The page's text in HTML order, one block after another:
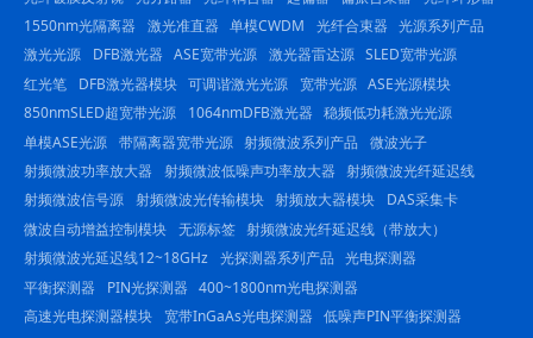
1550nm光隔离器
激光准直器 单模CWDM 光纤合束器
光源系列产品
激光光源
DFB激光器 ASE宽带光源 激光器雷达源 SLED宽带光源
红光笔
DFB激光器模块 可调谐激光光源 宽带光源 ASE光源模块
850nmSLED超宽带光源
1064nmDFB激光器 稳频低功耗激光光源
单模ASE光源 带隔离器宽带光源 射频微波系列产品
微波光子
射频微波功率放大器
射频微波低噪声功率放大器 射频微波光纤延迟线
射频微波信号源 射频微波光传输模块 射频放大器模块
DAS采集卡
微波自动增益控制模块 无源标签 射频微波光纤延迟线（带放大）
射频微波光延迟线12~18GHz 光探测器系列产品 光电探测器
平衡探测器
PIN光探测器 400~1800nm光电探测器
高速光电探测器模块
宽带InGaAs光电探测器 低噪声PIN平衡探测器